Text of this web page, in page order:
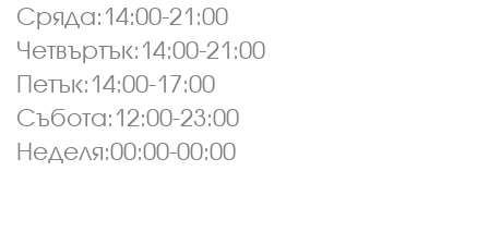
Сряда:14:00-21:00
Четвъртък:14:00-21:00
Петък:14:00-17:00
Събота:12:00-23:00
Неделя:00:00-00:00